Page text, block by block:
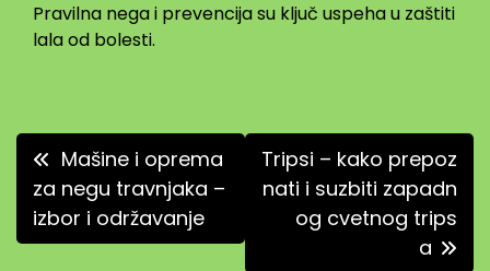
Pravilna nega i prevencija su ključ uspeha u zaštiti
lala od bolesti.
Кретање
чланка
Mašine i oprema
za negu travnjaka –
izbor i održavanje
Tripsi – kako prepoz
nati i suzbiti zapadn
og cvetnog trips
a